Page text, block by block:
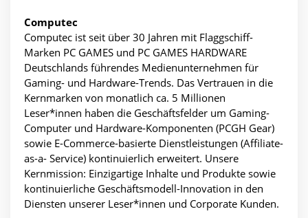
Computec
Computec ist seit über 30 Jahren mit Flaggschiff-
Marken PC GAMES und PC GAMES HARDWARE
Deutschlands führendes Medienunternehmen für
Gaming- und Hardware-Trends. Das Vertrauen in die
Kernmarken von monatlich ca. 5 Millionen
Leser*innen haben die Geschäftsfelder um Gaming-
Computer und Hardware-Komponenten (PCGH Gear)
sowie E-Commerce-basierte Dienstleistungen (Affiliate-
as-a- Service) kontinuierlich erweitert. Unsere
Kernmission: Einzigartige Inhalte und Produkte sowie
kontinuierliche Geschäftsmodell-Innovation in den
Diensten unserer Leser*innen und Corporate Kunden.